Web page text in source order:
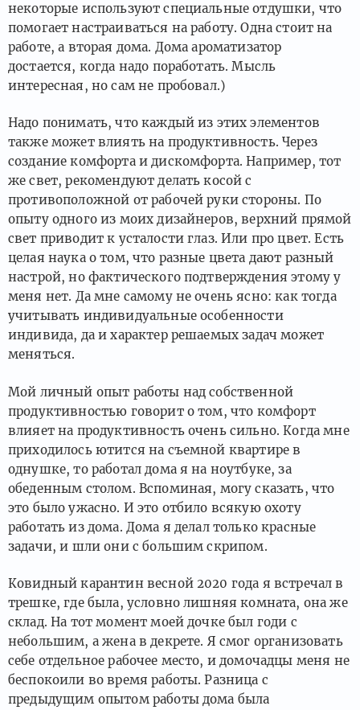
некоторые используют специальные отдушки, что
помогает настраиваться на работу. Одна стоит на
работе, а вторая дома. Дома ароматизатор
достается, когда надо поработать. Мысль
интересная, но сам не пробовал.)
Надо понимать, что каждый из этих элементов
также может влиять на продуктивность. Через
создание комфорта и дискомфорта. Например, тот
же свет, рекомендуют делать косой с
противоположной от рабочей руки стороны. По
опыту одного из моих дизайнеров, верхний прямой
свет приводит к усталости глаз. Или про цвет. Есть
целая наука о том, что разные цвета дают разный
настрой, но фактического подтверждения этому у
меня нет. Да мне самому не очень ясно: как тогда
учитывать индивидуальные особенности
индивида, да и характер решаемых задач может
меняться.
Мой личный опыт работы над собственной
продуктивностью говорит о том, что комфорт
влияет на продуктивность очень сильно. Когда мне
приходилось ютится на съемной квартире в
однушке, то работал дома я на ноутбуке, за
обеденным столом. Вспоминая, могу сказать, что
это было ужасно. И это отбило всякую охоту
работать из дома. Дома я делал только красные
задачи, и шли они с большим скрипом.
Ковидный карантин весной 2020 года я встречал в
трешке, где была, условно лишняя комната, она же
склад. На тот момент моей дочке был годи с
небольшим, а жена в декрете. Я смог организовать
себе отдельное рабочее место, и домочадцы меня не
беспокоили во время работы. Разница с
предыдущим опытом работы дома была